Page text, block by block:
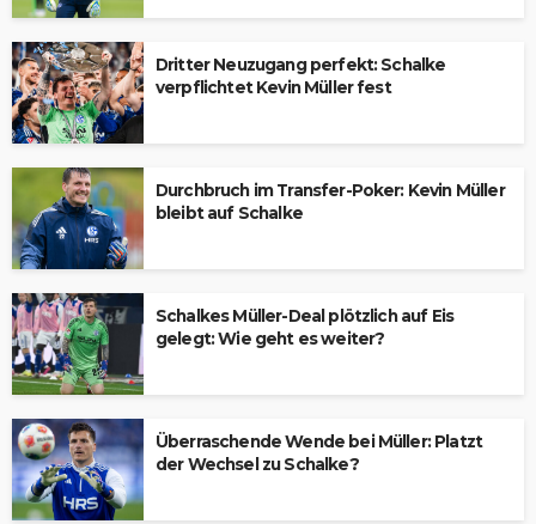
Dritter Neuzugang perfekt: Schalke
verpflichtet Kevin Müller fest
Durchbruch im Transfer-Poker: Kevin Müller
bleibt auf Schalke
Schalkes Müller-Deal plötzlich auf Eis
gelegt: Wie geht es weiter?
Überraschende Wende bei Müller: Platzt
der Wechsel zu Schalke?